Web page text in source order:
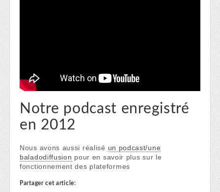
Notre podcast enregistré
en 2012
Nous avons aussi réalisé un podcast/une
baladodiffusion pour en savoir plus sur le
fonctionnement des plateformes
Partager cet article: